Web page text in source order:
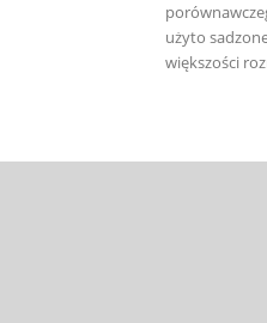
użyto
większości